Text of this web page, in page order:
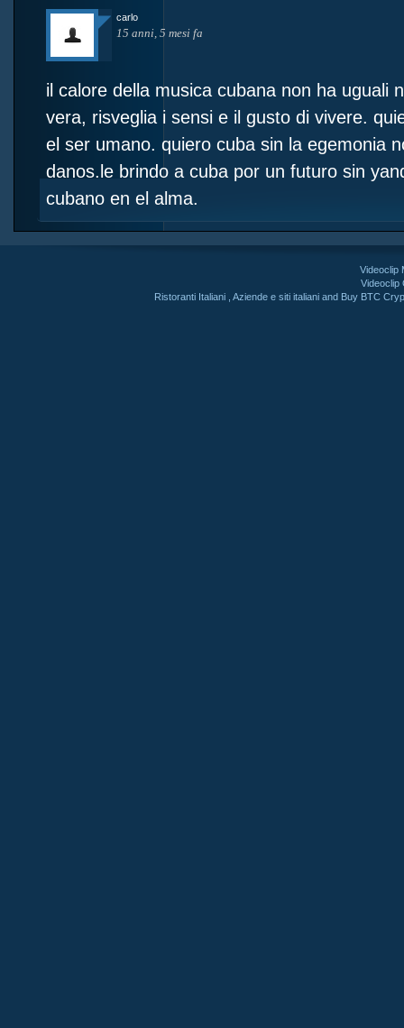
carlo
15 anni, 5 mesi fa
il calore della musica cubana non ha uguali
vera, risveglia i sensi e il gusto di vivere.
el ser umano. quiero cuba sin la egemonia
danos.le brindo a cuba por un futuro sin
cubano en el alma.
Videoclip
Videoclip
Ristoranti Italiani ,Aziende e siti italiani and Buy BTC